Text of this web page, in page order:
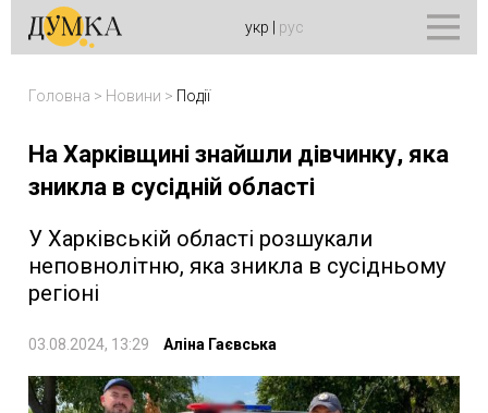
укр рус
Головна > Новини > Події
На Харківщині знайшли дівчинку, яка
зникла в сусідній області
У Харківській області розшукали
неповнолітню, яка зникла в сусідньому
регіоні
03.08.2024, 13:29 Аліна Гаєвська